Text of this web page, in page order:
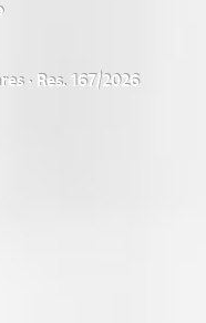
· Res. 167/2026